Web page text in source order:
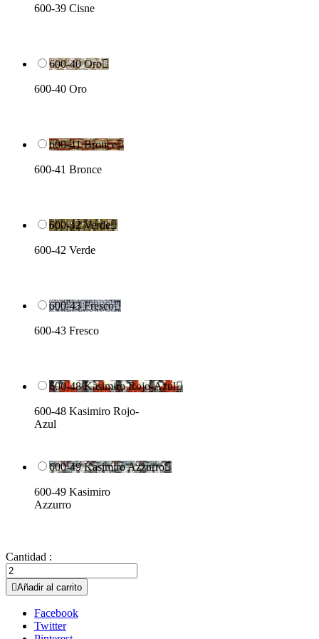
600-39 Cisne
600-40 Oro
600-40 Oro
600-41 Bronce
600-41 Bronce
600-42 Verde
600-42 Verde
600-43 Fresco
600-43 Fresco
600-48 Kasimiro Rojo-Azul
600-48 Kasimiro Rojo-
Azul
600-49 Kasimiro Azzurro
600-49 Kasimiro
Azzurro
Cantidad :
Añadir al carrito
Facebook
Twitter